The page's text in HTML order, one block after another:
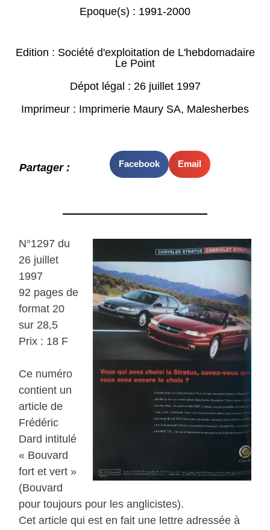
Epoque(s) : 1991-2000
Edition : Société d'exploitation de L'hebdomadaire
Le Point
Dépot légal : 26 juillet 1997
Imprimeur : Imprimerie Maury SA, Malesherbes
Partager : Facebook Email
N°1297 du
26 juillet
1997
92 pages de
format 20
sur 28,5
Prix : 18 F
Ce numéro
contient un
article de
Frédéric
Dard intitulé
« Bouvard
fort et vert »
(Bouvard
pour toujours pour les anglicistes).
Cet article qui est en fait une lettre adressée à